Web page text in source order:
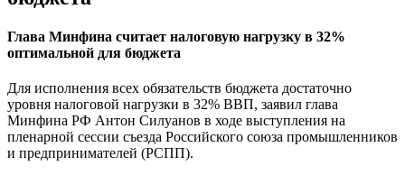
Глава Минфина считает налоговую нагрузку в 32%
оптимальной для бюджета
Для исполнения всех обязательств бюджета достаточно
уровня налоговой нагрузки в 32% ВВП, заявил глава
Минфина РФ Антон Силуанов в ходе выступления на
пленарной сессии съезда Российского союза промышленников
и предпринимателей (РСПП).